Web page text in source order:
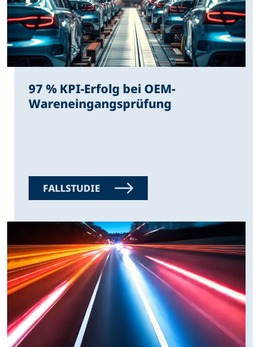
97 % KPI-Erfolg bei OEM-
Wareneingangsprüfung
FALLSTUDIE